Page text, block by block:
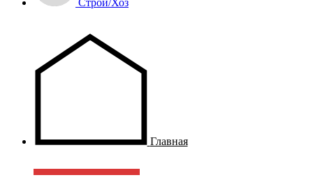
Строй/Хоз
Главная